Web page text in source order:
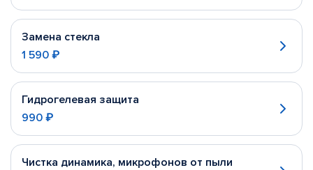
Замена стекла
1 590 ₽
Гидрогелевая защита
990 ₽
Чистка динамика, микрофонов от пыли